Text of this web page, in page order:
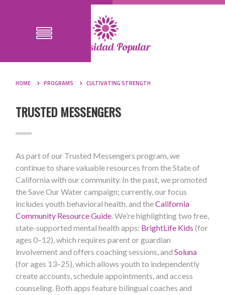
HOME PROGRAMS CULTIVATING STRENGTH
TRUSTED MESSENGERS
As part of our Trusted Messengers program, we
continue to share valuable resources from the State of
California with our community. In the past, we promoted
the Save Our Water campaign; currently, our focus
includes youth behavioral health, and theCalifornia
Community Resource Guide. We’re highlighting two free,
state-supported mental health apps: BrightLife Kids (for
ages 0–12), which requires parent or guardian
involvement and offers coaching sessions, andSoluna
(for ages 13–25), which allows youth to independently
create accounts, schedule appointments, and access
counseling. Both apps feature bilingual coaches and